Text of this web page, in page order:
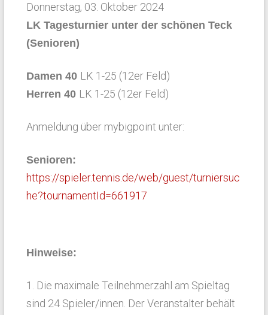
Donnerstag, 03. Oktober 2024
LK Tagesturnier unter der schönen Teck
(Senioren)
Damen 40 LK 1-25 (12er Feld)
Herren 40 LK 1-25 (12er Feld)
Anmeldung über mybigpoint unter:
Senioren:
https://spieler.tennis.de/web/guest/turniersuc
he?tournamentId=661917
Hinweise:
1. Die maximale Teilnehmerzahl am Spieltag
sind 24 Spieler/innen. Der Veranstalter behält